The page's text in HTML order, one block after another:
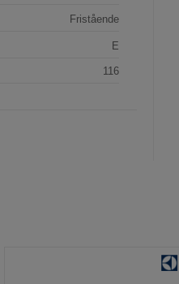
Fristående
E
116